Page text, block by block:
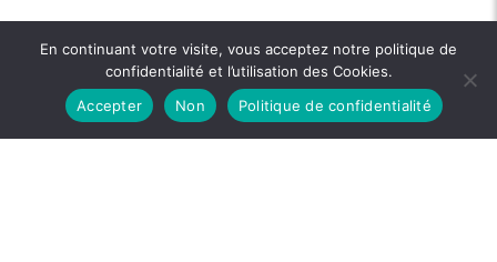
En continuant votre visite, vous acceptez notre politique de
confidentialité et l’utilisation des Cookies.
Accepter
Non Politique de confidentialité